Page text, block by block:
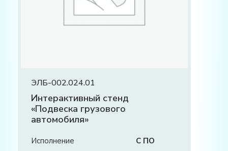
ЭЛБ-002.024.01
Интерактивный стенд
«Подвеска грузового
автомобиля»
Исполнение С ПО